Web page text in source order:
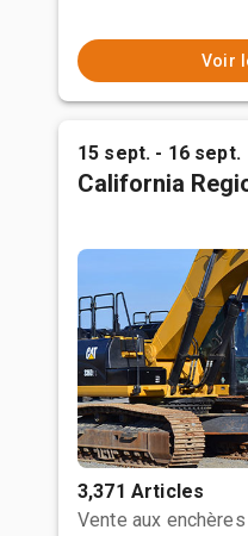
Voir
15 sept. - 16 sept.
California
3,371 Articles
Vente aux